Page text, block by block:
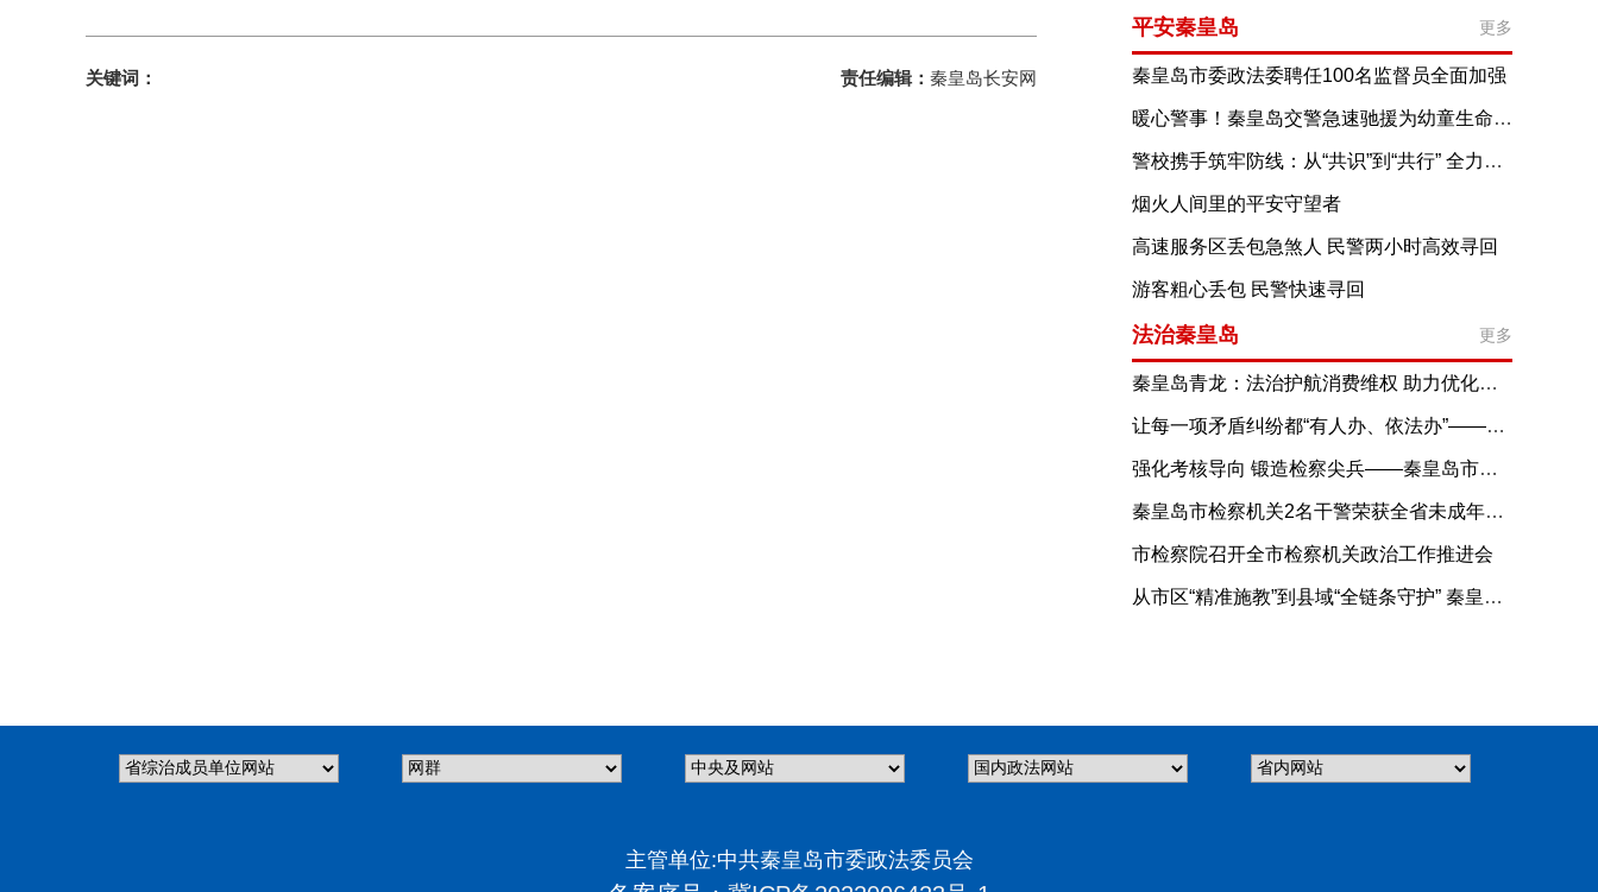
关键词： 责任编辑： 秦皇岛长安网
平安秦皇岛 更多
秦皇岛市委政法委聘任100名监督员全面加强
政法系统纪律作风建设 暖心警事！秦皇岛交警急速驰援为幼童生命护航
警校携手筑牢防线：从“共识”到“共行” 全力守护校园交通安全
烟火人间里的平安守望者
高速服务区丢包急煞人 民警两小时高效寻回
游客粗心丢包 民警快速寻回
法治秦皇岛 更多
秦皇岛青龙：法治护航消费维权 助力优化消费环境
让每一项矛盾纠纷都“有人办、依法办”——河北省全力推进综治中心规范化建设综述
强化考核导向 锻造检察尖兵——秦皇岛市检察机关司法警察年度考核工作扎实推进
秦皇岛市检察机关2名干警荣获全省未成年人检察业务能手！
市检察院召开全市检察机关政治工作推进会
从市区“精准施教”到县域“全链条守护” 秦皇岛公安“护苗成长”进校园
主管单位:中共秦皇岛市委政法委员会